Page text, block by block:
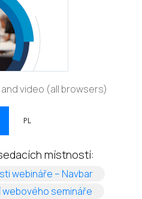
video (all browsers)
PL
místností:
webináře – Navbar(opens in
webového semináře